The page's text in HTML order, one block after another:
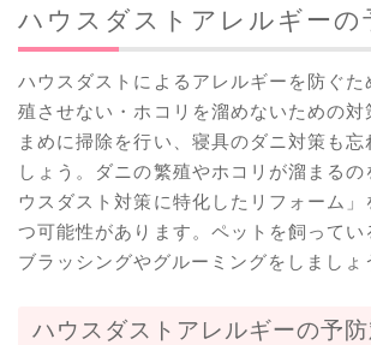
ハウスダストアレルギーの
ハウスダストによるアレルギーを防ぐた
殖させない・ホコリを溜めないための対
まめに掃除を行い、寝具のダニ対策も忘
しょう。ダニの繁殖やホコリが溜まる
ウスダスト対策に特化したリフォーム」
つ可能性があります。ペットを飼ってい
ブラッシングやグルーミングをしましょ
ハウスダストアレルギーの予防